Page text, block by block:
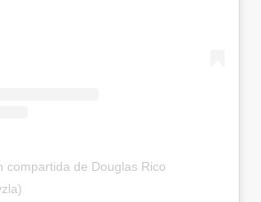
compartida de Douglas Rico